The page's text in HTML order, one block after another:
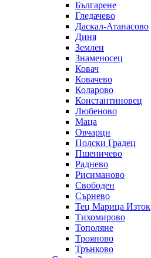
Българене
Гледачево
Даскал-Атанасово
Диня
Землен
Знаменосец
Ковач
Ковачево
Коларово
Константиновец
Любеново
Маца
Овчарци
Полски Градец
Пшеничево
Раднево
Рисиманово
Свободен
Сърнево
Тец Марица Изток
Тихомирово
Тополяне
Трояново
Трънково